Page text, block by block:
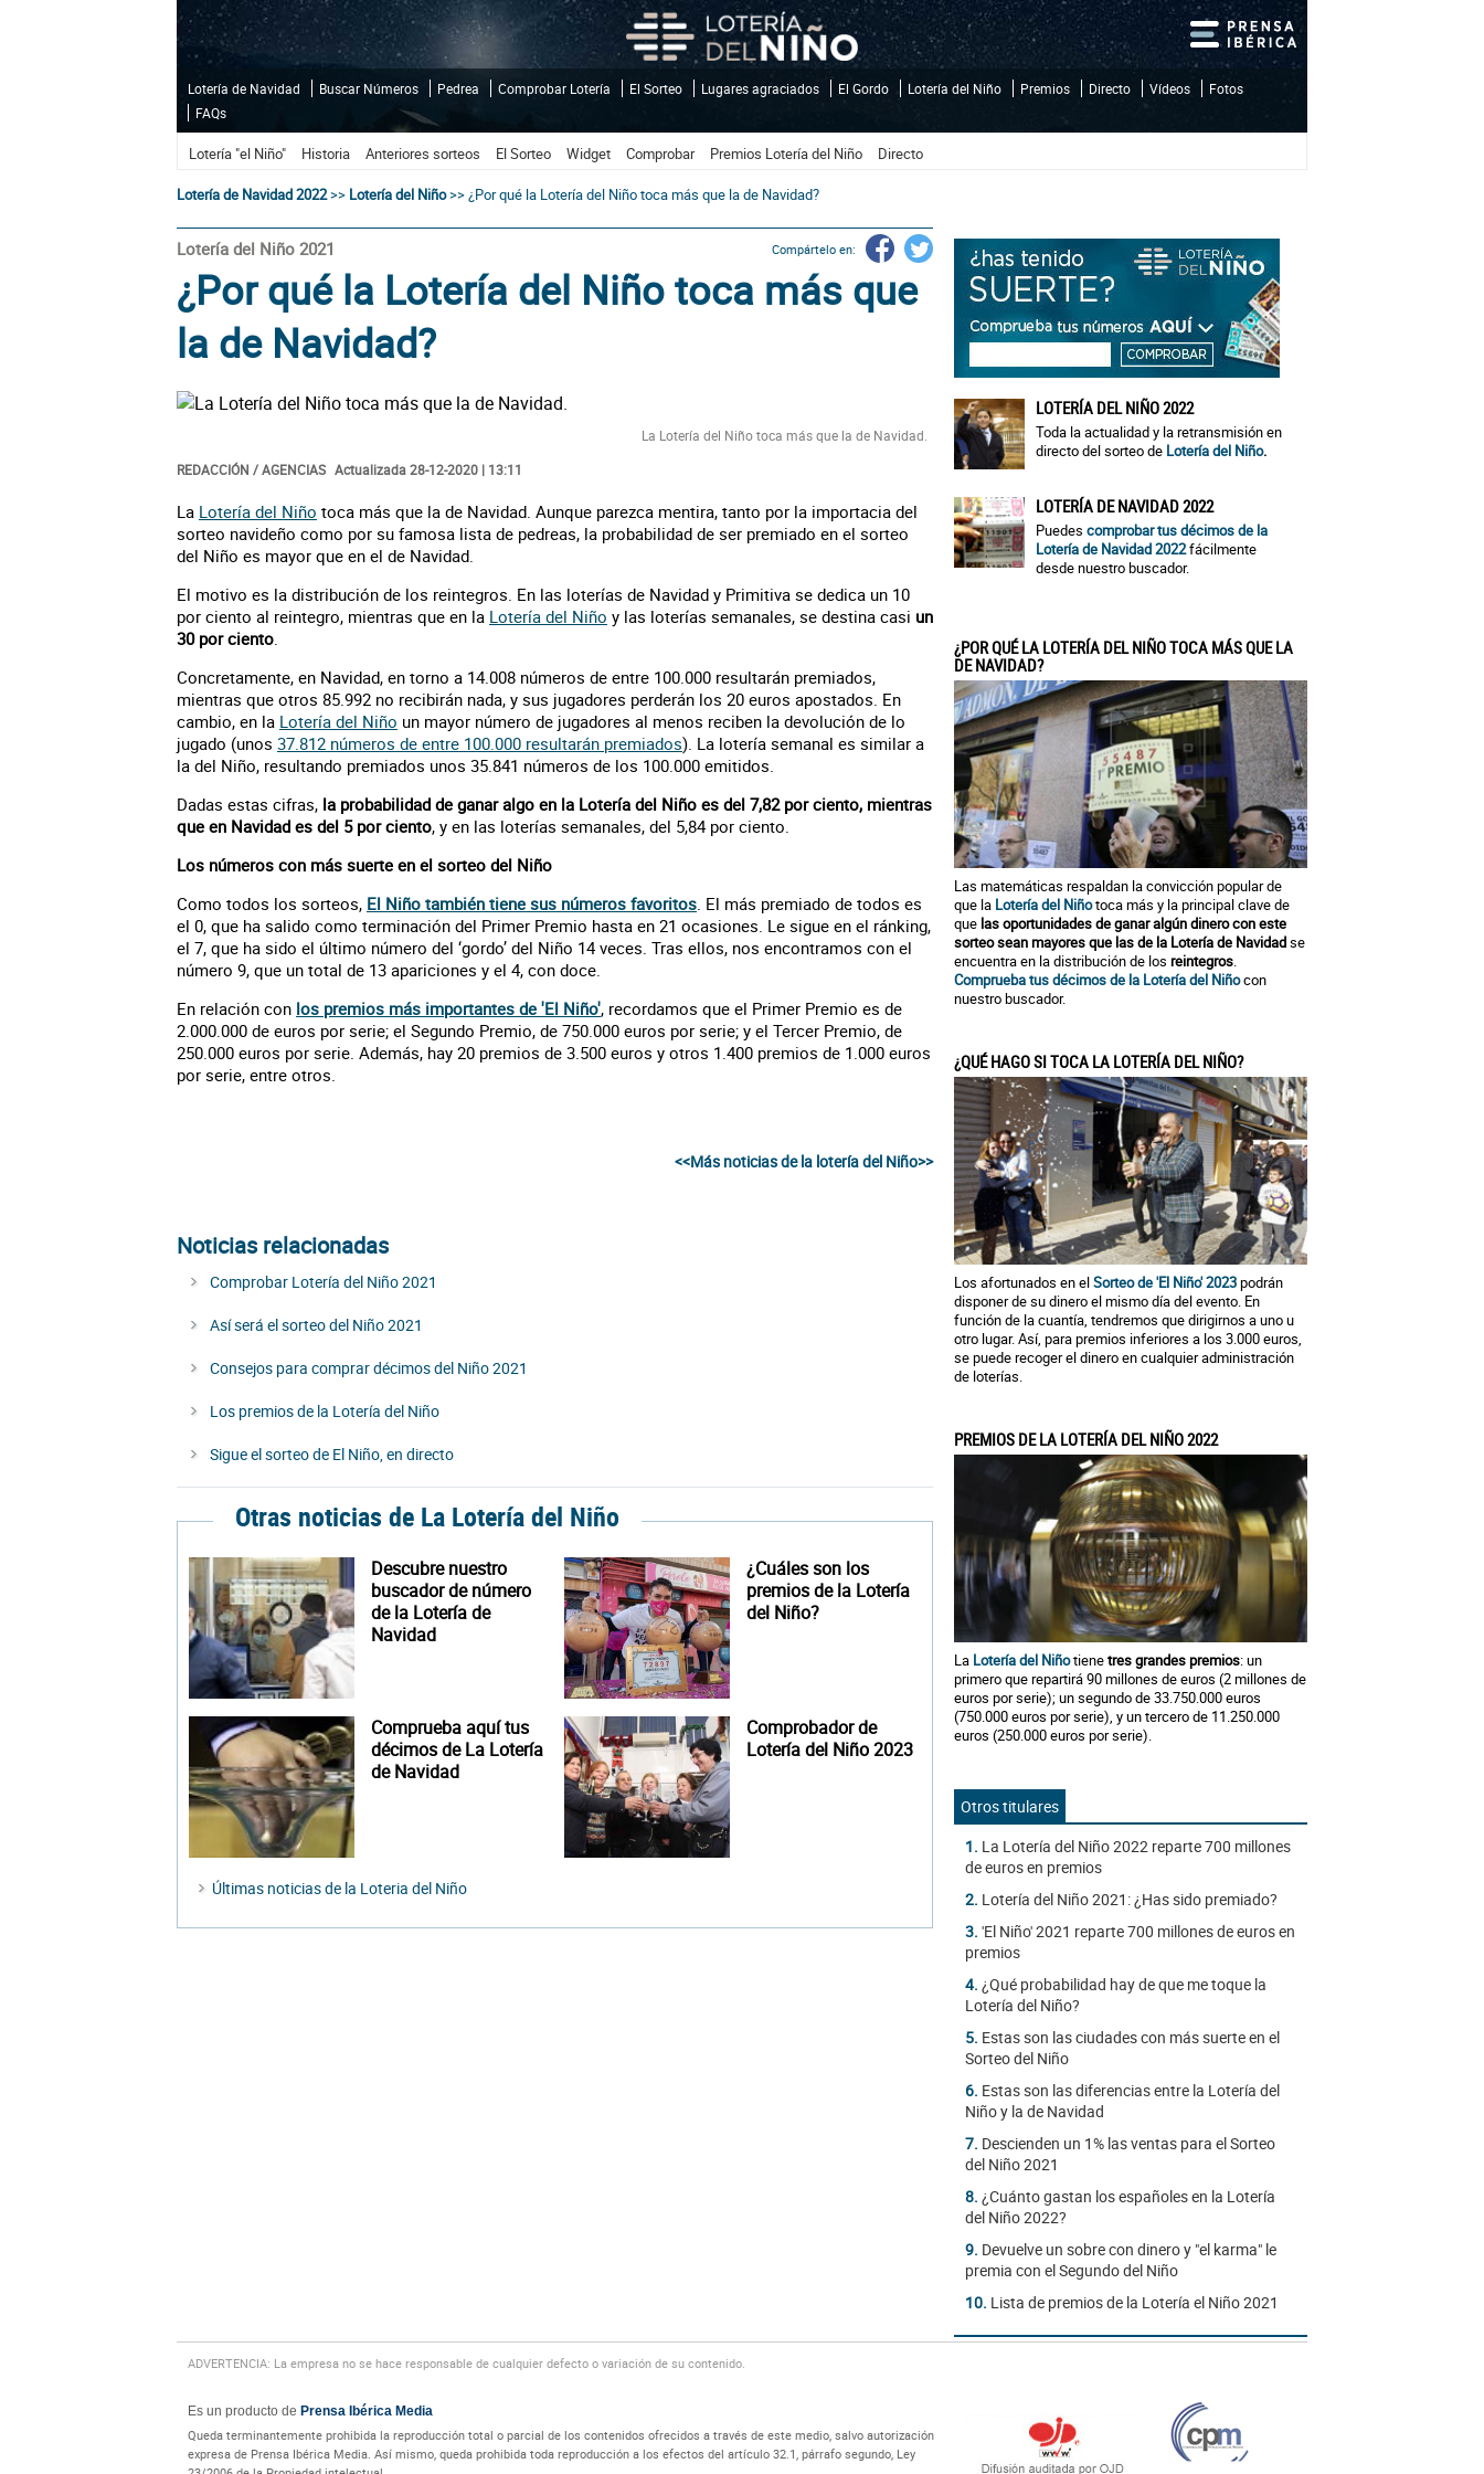
Lotería de Navidad Buscar Números Pedrea Comprobar Lotería El Sorteo Lugares agraciados El Gordo Lotería del Niño Premios Directo Vídeos
Fotos
FAQs
Lotería "el Niño" Historia Anteriores sorteos El Sorteo Widget Comprobar Premios Lotería del Niño Directo
Lotería de Navidad 2022>> Lotería del Niño>>¿Por qué la Lotería del Niño toca más que la de Navidad?
Compártelo en:
Lotería del Niño 2021
¿Por qué la Lotería del Niño toca más que
la de Navidad?
La Lotería del Niño toca más que la de Navidad.
REDACCIÓN / AGENCIAS Actualizada 28-12-2020 | 13:11
La Lotería del Niño toca más que la de Navidad. Aunque parezca mentira, tanto por la importacia del
sorteo navideño como por su famosa lista de pedreas, la probabilidad de ser premiado en el sorteo
del Niño es mayor que en el de Navidad.
El motivo es la distribución de los reintegros. En las loterías de Navidad y Primitiva se dedica un 10
por ciento al reintegro, mientras que en la Lotería del Niño y las loterías semanales, se destina casi un
30 por ciento.
Concretamente, en Navidad, en torno a 14.008 números de entre 100.000 resultarán premiados,
mientras que otros 85.992 no recibirán nada, y sus jugadores perderán los 20 euros apostados. En
cambio, en la Lotería del Niño un mayor número de jugadores al menos reciben la devolución de lo
jugado (unos 37.812 números de entre 100.000 resultarán premiados). La lotería semanal es similar a
la del Niño, resultando premiados unos 35.841 números de los 100.000 emitidos.
Dadas estas cifras, la probabilidad de ganar algo en la Lotería del Niño es del 7,82 por ciento, mientras
que en Navidad es del 5 por ciento, y en las loterías semanales, del 5,84 por ciento.
Los números con más suerte en el sorteo del Niño
Como todos los sorteos, El Niño también tiene sus números favoritos. El más premiado de todos es
el 0, que ha salido como terminación del Primer Premio hasta en 21 ocasiones. Le sigue en el ránking,
el 7, que ha sido el último número del ‘gordo’ del Niño 14 veces. Tras ellos, nos encontramos con el
número 9, que un total de 13 apariciones y el 4, con doce.
En relación con los premios más importantes de 'El Niño', recordamos que el Primer Premio es de
2.000.000 de euros por serie; el Segundo Premio, de 750.000 euros por serie; y el Tercer Premio, de
250.000 euros por serie. Además, hay 20 premios de 3.500 euros y otros 1.400 premios de 1.000 euros
por serie, entre otros.
<<Más noticias de la lotería del Niño>>
Noticias relacionadas
Comprobar Lotería del Niño 2021
Así será el sorteo del Niño 2021
Consejos para comprar décimos del Niño 2021
Los premios de la Lotería del Niño
Sigue el sorteo de El Niño, en directo
Otras noticias de La Lotería del Niño
Descubre nuestro
buscador de número
de la Lotería de
Navidad
¿Cuáles son los
premios de la Lotería
del Niño?
Comprueba aquí tus
décimos de La Lotería
de Navidad
Comprobador de
Lotería del Niño 2023
Últimas noticias de la Loteria del Niño
LOTERÍA DEL NIÑO 2022
Toda la actualidad y la retransmisión en
directo del sorteo de Lotería del Niño.
LOTERÍA DE NAVIDAD 2022
Puedes comprobar tus décimos de la
Lotería de Navidad 2022fácilmente
desde nuestro buscador.
¿POR QUÉ LA LOTERÍA DEL NIÑO TOCA MÁS QUE LA
DE NAVIDAD?
Las matemáticas respaldan la convicción popular de
que la Lotería del Niñotoca más y la principal clave de
que las oportunidades de ganar algún dinero con este
sorteo sean mayores que las de la Lotería de Navidadse
encuentra en la distribución de los reintegros.
Comprueba tus décimos de la Lotería del Niñocon
nuestro buscador.
¿QUÉ HAGO SI TOCA LA LOTERÍA DEL NIÑO?
Los afortunados en elSorteo de 'El Niño' 2023podrán
disponer de su dinero el mismo día del evento. En
función de la cuantía, tendremos que dirigirnos a uno u
otro lugar. Así, para premios inferiores a los 3.000 euros,
se puede recoger el dinero en cualquier administración
de loterías.
PREMIOS DE LA LOTERÍA DEL NIÑO 2022
La Lotería del Niñotienetres grandes premios: un
primero que repartirá 90 millones de euros (2 millones de
euros por serie); un segundo de 33.750.000 euros
(750.000 euros por serie), y un tercero de 11.250.000
euros (250.000 euros por serie).
Otros titulares
1. La Lotería del Niño 2022 reparte 700 millones
de euros en premios
2. Lotería del Niño 2021: ¿Has sido premiado?
3. 'El Niño' 2021 reparte 700 millones de euros en
premios
4. ¿Qué probabilidad hay de que me toque la
Lotería del Niño?
5. Estas son las ciudades con más suerte en el
Sorteo del Niño
6. Estas son las diferencias entre la Lotería del
Niño y la de Navidad
7. Descienden un 1% las ventas para el Sorteo
del Niño 2021
8. ¿Cuánto gastan los españoles en la Lotería
del Niño 2022?
9. Devuelve un sobre con dinero y "el karma" le
premia con el Segundo del Niño
10. Lista de premios de la Lotería el Niño 2021
ADVERTENCIA: La empresa no se hace responsable de cualquier defecto o variación de su contenido.
Es un producto de Prensa Ibérica Media
Queda terminantemente prohibida la reproducción total o parcial de los contenidos ofrecidos a través de este medio, salvo autorización
expresa de Prensa Ibérica Media. Así mismo, queda prohibida toda reproducción a los efectos del artículo 32.1, párrafo segundo, Ley